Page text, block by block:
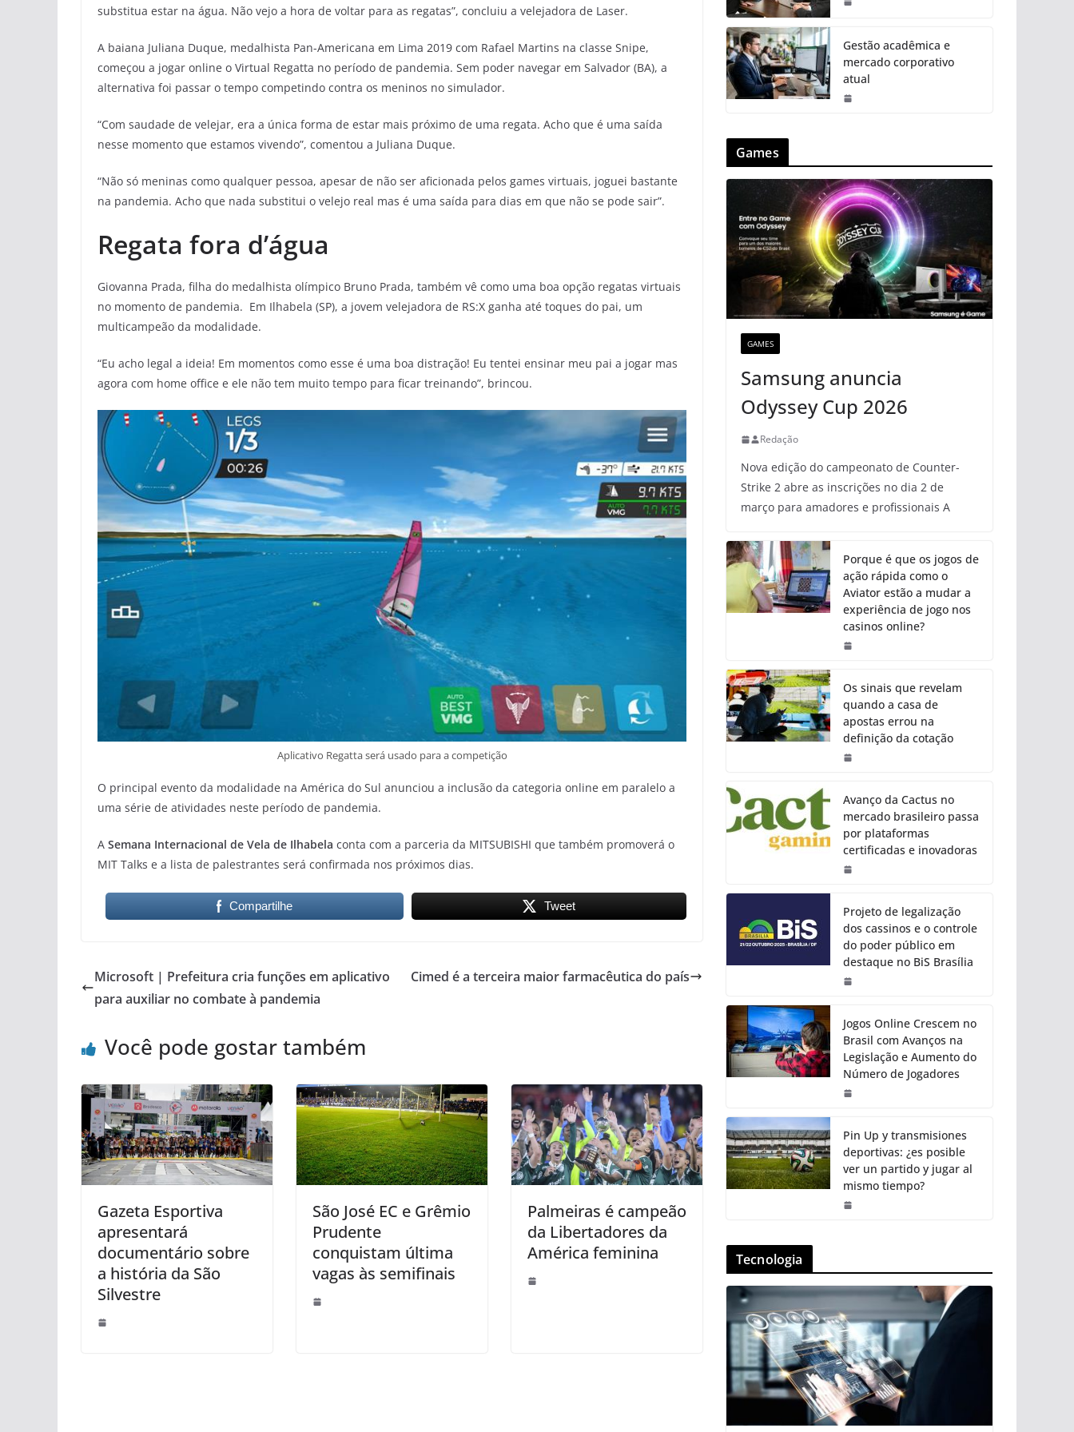
substitua estar na água. Não vejo a hora de voltar para as regatas”, concluiu a velejadora de Laser.
A baiana Juliana Duque, medalhista Pan-Americana em Lima 2019 com Rafael Martins na classe Snipe,
começou a jogar online o Virtual Regatta no período de pandemia. Sem poder navegar em Salvador (BA), a
alternativa foi passar o tempo competindo contra os meninos no simulador.
“Com saudade de velejar, era a única forma de estar mais próximo de uma regata. Acho que é uma saída
nesse momento que estamos vivendo”, comentou a Juliana Duque.
“Não só meninas como qualquer pessoa, apesar de não ser aficionada pelos games virtuais, joguei bastante
na pandemia. Acho que nada substitui o velejo real mas é uma saída para dias em que não se pode sair”.
Regata fora d’água
Giovanna Prada, filha do medalhista olímpico Bruno Prada, também vê como uma boa opção regatas virtuais
no momento de pandemia. Em Ilhabela (SP), a jovem velejadora de RS:X ganha até toques do pai, um
multicampeão da modalidade.
“Eu acho legal a ideia! Em momentos como esse é uma boa distração! Eu tentei ensinar meu pai a jogar mas
agora com home office e ele não tem muito tempo para ficar treinando”, brincou.
Aplicativo Regatta será usado para a competição
O principal evento da modalidade na América do Sul anunciou a inclusão da categoria online em paralelo a
uma série de atividades neste período de pandemia.
A Semana Internacional de Vela de Ilhabela conta com a parceria da MITSUBISHI que também promoverá o
MIT Talks e a lista de palestrantes será confirmada nos próximos dias.
Compartilhe Tweet
Microsoft | Prefeitura cria funções em aplicativo
para auxiliar no combate à pandemia
Cimed é a terceira maior farmacêutica do país
Você pode gostar também
Gazeta Esportiva
apresentará
documentário sobre
a história da São
Silvestre
São José EC e Grêmio
Prudente
conquistam última
vagas às semifinais
Palmeiras é campeão
da Libertadores da
América feminina
Gestão acadêmica e
mercado corporativo
atual
Games
GAMES
Samsung anuncia
Odyssey Cup 2026
Redação
Nova edição do campeonato de Counter-
Strike 2 abre as inscrições no dia 2 de
março para amadores e profissionais A
Porque é que os jogos de
ação rápida como o
Aviator estão a mudar a
experiência de jogo nos
casinos online?
Os sinais que revelam
quando a casa de
apostas errou na
definição da cotação
Avanço da Cactus no
mercado brasileiro passa
por plataformas
certificadas e inovadoras
Projeto de legalização
dos cassinos e o controle
do poder público em
destaque no BiS Brasília
Jogos Online Crescem no
Brasil com Avanços na
Legislação e Aumento do
Número de Jogadores
Pin Up y transmisiones
deportivas: ¿es posible
ver un partido y jugar al
mismo tiempo?
Tecnologia